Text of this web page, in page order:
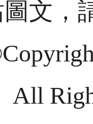
文，
All